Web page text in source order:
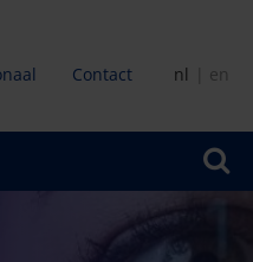
Contact nl en